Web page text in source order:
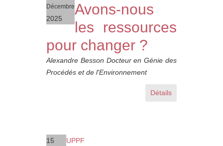
Décembre
2025
Avons-nous
les ressources
pour changer ?
Alexandre Besson Docteur en Génie des
Procédés et de l'Environnement
Détails
15 UPPF